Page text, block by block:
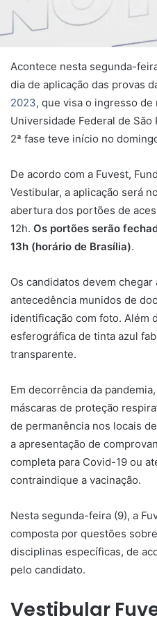
Acontece nesta segunda-
dia de aplicação das provas
2023, que visa o ingresso de
Universidade Federal de São
2ª fase teve início no
De acordo com a Fuvest,
Vestibular, a aplicação será
abertura dos portões de
12h. Os portões serão
13h (horário de Brasília).
Os candidatos devem
antecedência munidos de
identificação com foto. Além
esferográfica de tinta azul
transparente.
Em decorrência da
máscaras de proteção
de permanência nos locais
a apresentação de
completa para Covid-19 ou
contraindique a vacinação.
Nesta segunda-feira (9), a
composta por questões
disciplinas específicas, de
pelo candidato.
Vestibular